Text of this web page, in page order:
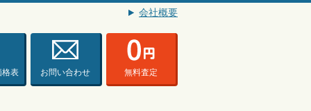
会社概要
格表 お問い合わせ 無料査定